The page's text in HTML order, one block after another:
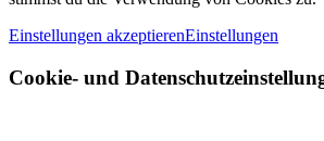
Einstellungen akzeptierenEinstellungen
Cookie- und